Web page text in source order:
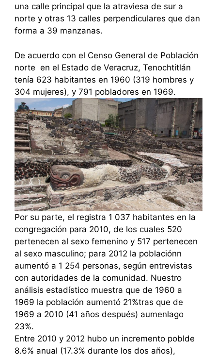
una calle principal que la atraviesa de sur a
norte y otras 13 calles perpendiculares que dan
forma a 39 manzanas.
De acuerdo con el Censo General de Población
norte en el Estado de Veracruz, Tenochtitlán
tenía 623 habitantes en 1960 (319 hombres y
304 mujeres), y 791 pobladores en 1969.
Por su parte, el registra 1 037 habitantes en la
congregación para 2010, de los cuales 520
pertenecen al sexo femenino y 517 pertenecen
al sexo masculino; para 2012 la poblaciónn
aumentó a 1 254 personas, según entrevistas
con autoridades de la comunidad. Nuestro
análisis estadístico muestra que de 1960 a
1969 la población aumentó 21%tras que de
1969 a 2010 (41 años después) aumenlago
23%.
Entre 2010 y 2012 hubo un incremento poblde
8.6% anual (17.3% durante los dos años),